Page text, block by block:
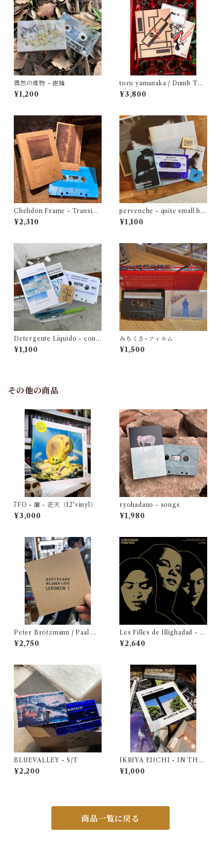
偶然の産物 - 抱擁
¥1,200
toru yamanaka / Dumb Typ
e - Suspense and Romance
1987（casette + book）
¥3,800
Chelidon Frame - Transien
ce
¥2,310
pervenche - quite small ha
ppiness
¥1,100
Detergente Líquido - cont
umacia en primavera
¥1,100
みちくさ-フィルム
¥1,500
その他の商品
7FO - 蘭 - 茫天（12'vinyl）
¥3,000
ryohadano - songs
¥1,980
Peter Brötzmann / Paal Nil
ssen Love - Levontin 7（C
D）
¥2,750
Les Filles de Illighadad - At
Pioneer Works（Vinyl）
¥2,640
BLUEVALLEY - S/T
¥2,200
IKRIYA EIICHI - IN THE
ROOM（CD）
¥1,000
商品一覧に戻る